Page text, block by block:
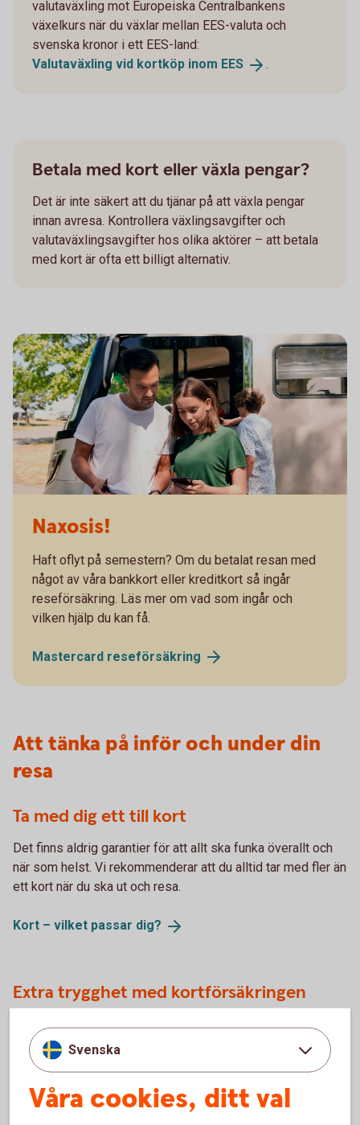
valutaväxling mot Europeiska Centralbankens
växelkurs när du växlar mellan EES-valuta och
svenska kronor i ett EES-land:
Valutaväxling vid kortköp inom EES .
Betala med kort eller växla pengar?
Det är inte säkert att du tjänar på att växla pengar
innan avresa. Kontrollera växlingsavgifter och
valutaväxlingsavgifter hos olika aktörer – att betala
med kort är ofta ett billigt alternativ.
Naxosis!
Haft oflyt på semestern? Om du betalat resan med
något av våra bankkort eller kreditkort så ingår
reseförsäkring. Läs mer om vad som ingår och
vilken hjälp du kan få.
Mastercard reseförsäkring
Att tänka på inför och under din
resa
Ta med dig ett till kort
Det finns aldrig garantier för att allt ska funka överallt och
när som helst. Vi rekommenderar att du alltid tar med fler än
ett kort när du ska ut och resa.
Kort – vilket passar dig?
Extra trygghet med kortförsäkringen
När du betalar resan med kortet får du den kompletterande
kortförsäkringen från Trygg Hansa
. Den kan ge extra
trygghet när du ska ut och resa. Fullständiga villkor hittar du
Svenska
Våra cookies, ditt val